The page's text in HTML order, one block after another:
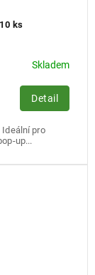
ks
Skladem
Detail
pro
up...